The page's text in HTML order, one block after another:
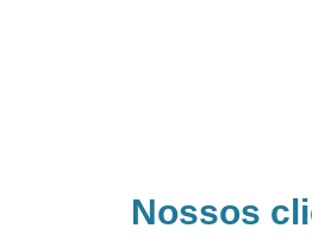
Nossos